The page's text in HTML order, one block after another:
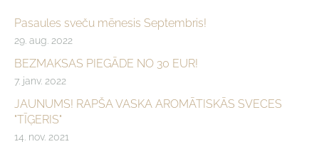
Pasaules sveču mēnesis Septembris!
29. aug. 2022
BEZMAKSAS PIEGĀDE NO 30 EUR!
7. janv. 2022
JAUNUMS! RAPŠA VASKA AROMĀTISKĀS SVECES
"TĪĢERIS"
14. nov. 2021